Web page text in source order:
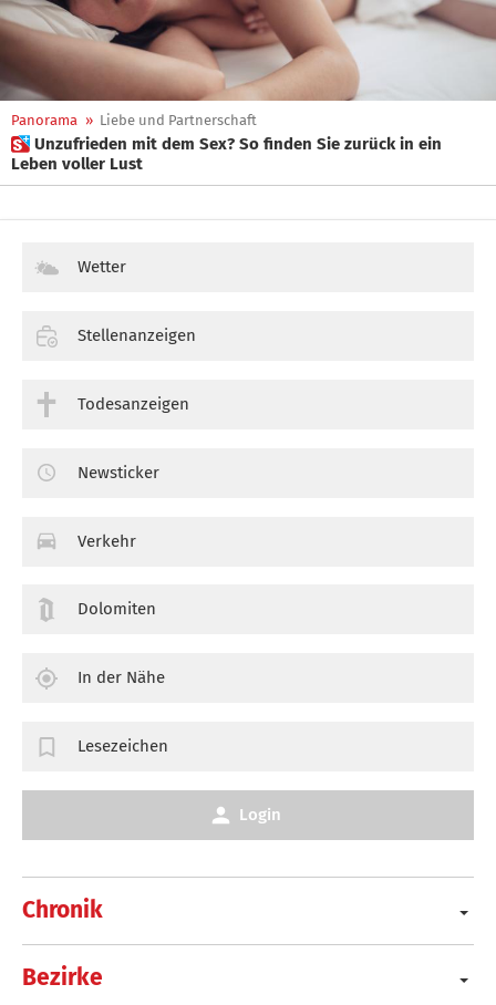
Panorama » Liebe und Partnerschaft
 Unzufrieden mit dem Sex? So finden Sie zurück in ein
Leben voller Lust
Chronik
Bezirke
Wetter
Stellenanzeigen
Todesanzeigen
Newsticker
Verkehr
Dolomiten
In der Nähe
Lesezeichen
Login